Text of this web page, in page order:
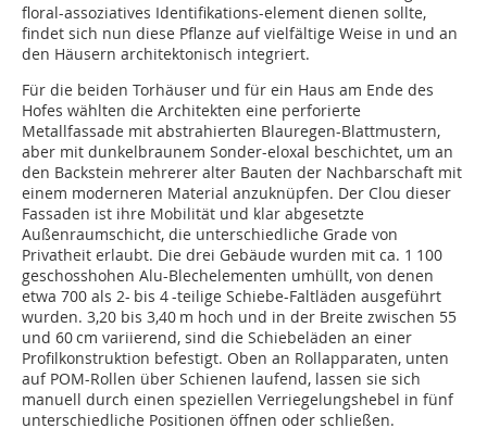
floral-assoziatives Identifikations-element dienen sollte,
findet sich nun diese Pflanze auf vielfältige Weise in und an
den Häusern architektonisch integriert.
Für die beiden Torhäuser und für ein Haus am Ende des
Hofes wählten die Architekten eine perforierte
Metallfassade mit abstrahierten Blauregen-Blattmustern,
aber mit dunkelbraunem Sonder-eloxal beschichtet, um an
den Backstein mehrerer alter Bauten der Nachbarschaft mit
einem moderneren Material anzuknüpfen. Der Clou dieser
Fassaden ist ihre Mobilität und klar abgesetzte
Außenraumschicht, die unterschiedliche Grade von
Privatheit erlaubt. Die drei Gebäude wurden mit ca. 1 100
geschosshohen Alu-Blechelementen umhüllt, von denen
etwa 700 als 2- bis 4 -teilige Schiebe-Faltläden ausgeführt
wurden. 3,20 bis 3,40 m hoch und in der Breite zwischen 55
und 60 cm variierend, sind die Schiebeläden an einer
Profilkonstruktion befestigt. Oben an Rollapparaten, unten
auf POM-Rollen über Schienen laufend, lassen sie sich
manuell durch einen speziellen Verriegelungshebel in fünf
unterschiedliche Positionen öffnen oder schließen.